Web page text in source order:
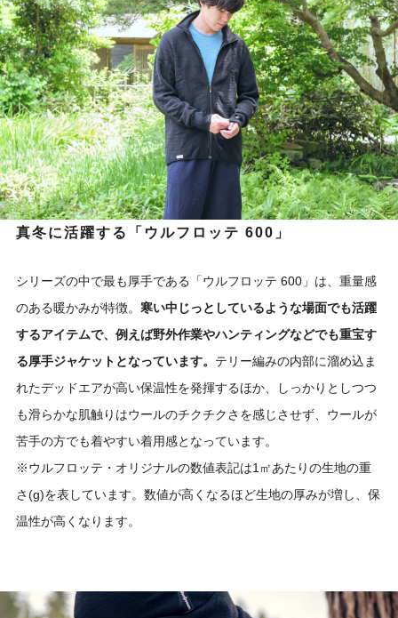
真冬に活躍する「ウルフロッテ 600」
シリーズの中で最も厚手である「ウルフロッテ 600」は、重量感
のある暖かみが特徴。 寒い中じっとしているような場面でも活躍
するアイテムで、例えば野外作業やハンティングなどでも重宝す
る厚手ジャケットとなっています。 テリー編みの内部に溜め込ま
れたデッドエアが高い保温性を発揮するほか、しっかりとしつつ
も滑らかな肌触りはウールのチクチクさを感じさせず、ウールが
苦手の方でも着やすい着用感となっています。
※ウルフロッテ・オリジナルの数値表記は1㎡あたりの生地の重
さ(g)を表しています。数値が高くなるほど生地の厚みが増し、保
温性が高くなります。